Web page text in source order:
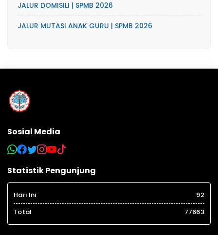
JALUR DOMISILI | SPMB 2026
JALUR MUTASI ANAK GURU | SPMB 2026
Sosial Media
Statistik Pengunjung
Hari Ini
92
Total
77663